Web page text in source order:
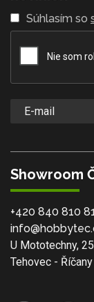
Súhlasím so
Showroom
+420 840 810
U Mototechny,
Tehovec -